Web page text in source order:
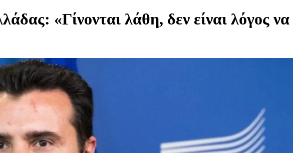
«Γίνονται λάθη, δεν είναι λόγος να